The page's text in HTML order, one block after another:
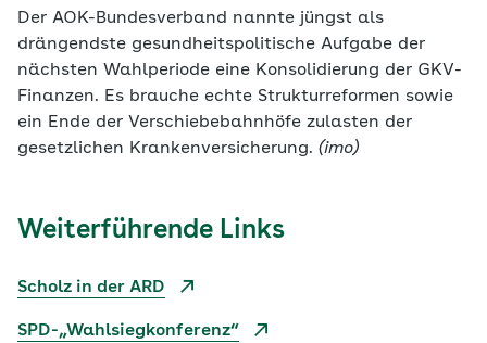
Der AOK-Bundesverband nannte jüngst als
drängendste gesundheitspolitische Aufgabe der
nächsten Wahlperiode eine Konsolidierung der GKV-
Finanzen. Es brauche echte Strukturreformen sowie
ein Ende der Verschiebebahnhöfe zulasten der
gesetzlichen Krankenversicherung. (imo)
Weiterführende Links
Scholz in der ARD
SPD-„Wahlsiegkonferenz“